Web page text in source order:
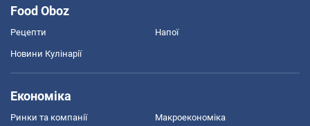
Food Oboz
Рецепти Напої
Новини Кулінарії
Економіка
Ринки та компанії Макроекономіка